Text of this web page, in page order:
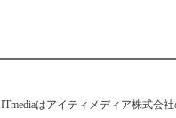
ITmediaはアイティメディア株式会社